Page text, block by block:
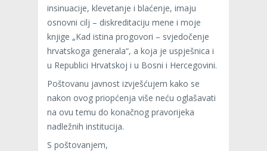
insinuacije, klevetanje i blaćenje, imaju
osnovni cilj – diskreditaciju mene i moje
knjige „Kad istina progovori – svjedočenje
hrvatskoga generala“, a koja je uspješnica i
u Republici Hrvatskoj i u Bosni i Hercegovini.
Poštovanu javnost izvješćujem kako se
nakon ovog priopćenja više neću oglašavati
na ovu temu do konačnog pravorijeka
nadležnih institucija.
S poštovanjem,